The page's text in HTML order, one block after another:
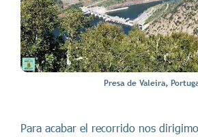
Presa de Valeira,
Para acabar el recorrido nos